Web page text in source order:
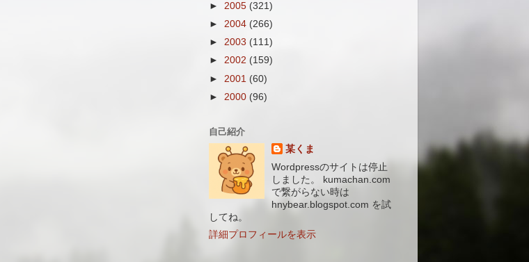
► 2005 (321)
► 2004 (266)
► 2003 (111)
► 2002 (159)
► 2001 (60)
► 2000 (96)
自己紹介
某くま
Wordpressのサイトは停止
しました。 kumachan.com
で繋がらない時は
hnybear.blogspot.com を試
してね。
詳細プロフィールを表示